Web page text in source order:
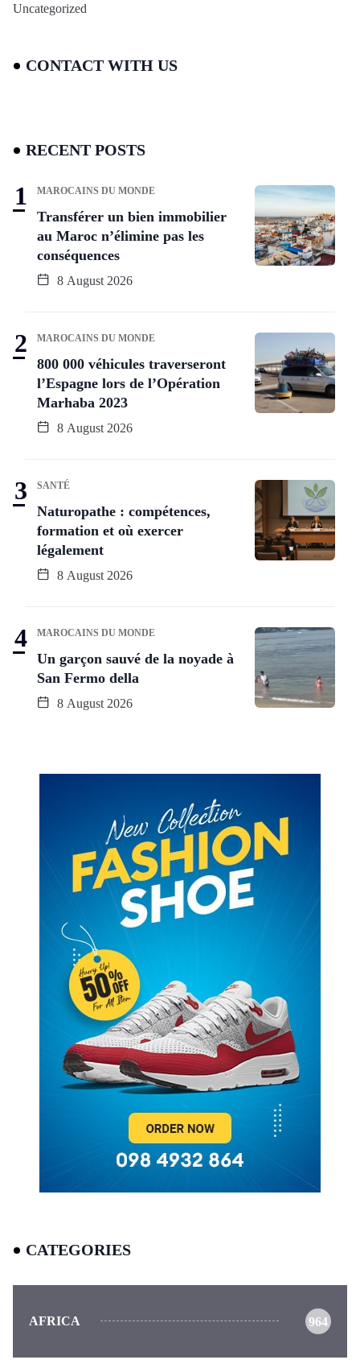
Uncategorized
CONTACT WITH US
RECENT POSTS
MAROCAINS DU MONDE
Transférer un bien immobilier
au Maroc n’élimine pas les
conséquences
8 August 2026
MAROCAINS DU MONDE
800 000 véhicules traverseront
l’Espagne lors de l’Opération
Marhaba 2023
8 August 2026
SANTÉ
Naturopathe : compétences,
formation et où exercer
légalement
8 August 2026
MAROCAINS DU MONDE
Un garçon sauvé de la noyade à
San Fermo della
8 August 2026
CATEGORIES
AFRICA 964